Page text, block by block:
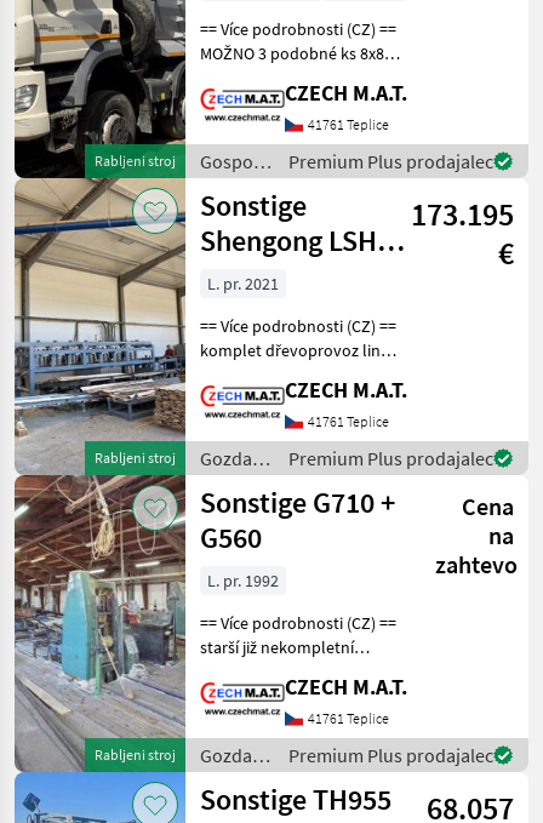
Rabljeni stroj
== Více podrobnosti (CZ) ==
MOŽNO 3 podobné ks 8x8
Phoenix rok 06/2016, najeto
270 000 km, motor DAF 340
kW / 12.902 cm3 / Eur6
celkov
CZECH M.A.T.
41761 Teplice
Gospodarska
vozila /
Tatra
Premium Plus prodajalec
Rabljeni stroj
Sonstige
Shengong LSH
350/4500 +(CZ)
173.195
€
L. pr. 2021
== Více podrobnosti (CZ) ==
komplet dřevoprovoz linka
2021, ale provoz až 2023 viz
naše VIDEO z 5/2025 řeže
délky 1.2-4.5m průměr 150-
CZECH M.A.T.
41761 Teplice
Gozdarska
in
lesarska
mehanizacija
/
Sonstige
Premium Plus prodajalec
Rabljeni stroj
Sonstige G710 +
G560
Cena
na
zahtevo
L. pr. 1992
== Více podrobnosti (CZ) ==
starší již nekompletní
(dopravníky již nejsou !) na
stavební řezivo hranoly
fošny produkce kulatiny
dle s
CZECH M.A.T.
41761 Teplice
Gozdarska
in
lesarska
Premium Plus prodajalec
Sonstige TH955
68.057